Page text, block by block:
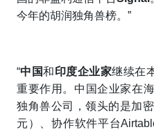
今年的胡润独角兽榜。”
“中国和印度企业家继续在
重要作用。中国企业家在
独角兽公司，领头的是加
元）、协作软件平台